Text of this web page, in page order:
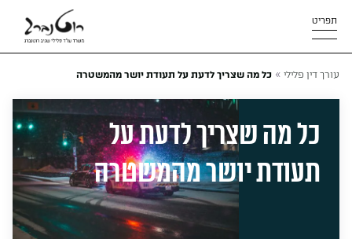
תפריט
עורך דין פלילי » כל מה שצריך לדעת על תעודת יושר מהמשטרה
כל מה שצריך לדעת על
תעודת יושר מהמשטרה